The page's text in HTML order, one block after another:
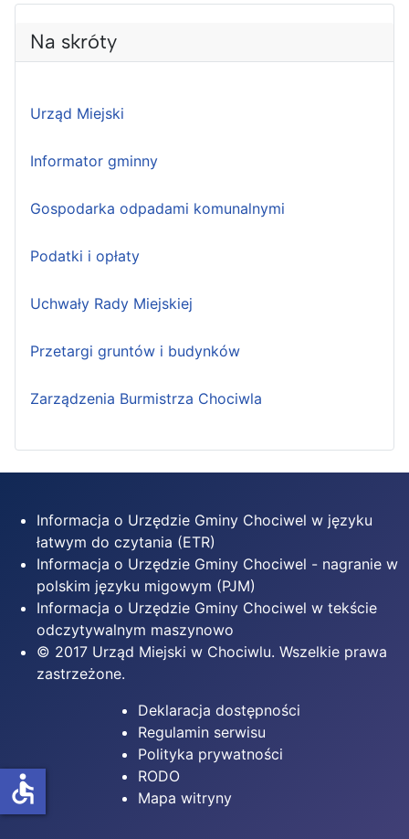
Na skróty
Urząd Miejski
Informator gminny
Gospodarka odpadami komunalnymi
Podatki i opłaty
Uchwały Rady Miejskiej
Przetargi gruntów i budynków
Zarządzenia Burmistrza Chociwla
Informacja o Urzędzie Gminy Chociwel w języku
łatwym do czytania (ETR)
Informacja o Urzędzie Gminy Chociwel - nagranie w
polskim języku migowym (PJM)
Informacja o Urzędzie Gminy Chociwel w tekście
odczytywalnym maszynowo
© 2017 Urząd Miejski w Chociwlu. Wszelkie prawa
zastrzeżone.
Deklaracja dostępności
Regulamin serwisu
Polityka prywatności
RODO
Mapa witryny
accessible